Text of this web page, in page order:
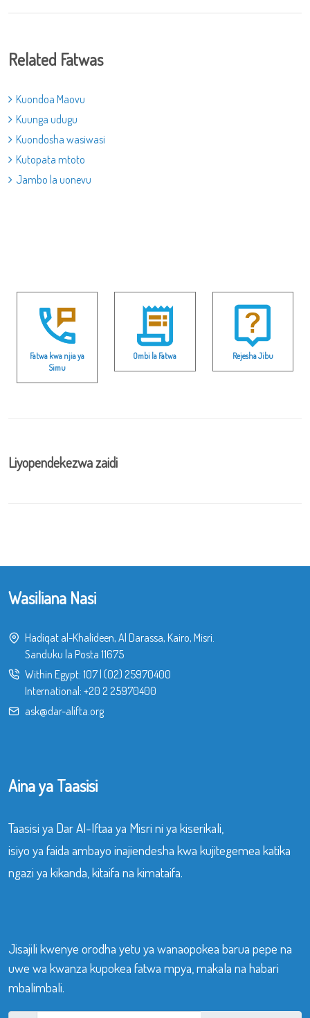
Related Fatwas
Kuondoa Maovu
Kuunga udugu
Kuondosha wasiwasi
Kutopata mtoto
Jambo la uonevu
Fatwa kwa njia ya
Simu
Ombi la Fatwa Rejesha Jibu
Liyopendekezwa zaidi
Wasiliana Nasi
Hadiqat al-Khalideen, Al Darassa, Kairo, Misri.
Sanduku la Posta 11675
Within Egypt: 107| (02) 25970400
International: +20 2 25970400
ask@dar-alifta.org
Aina ya Taasisi
Taasisi ya Dar Al-Iftaa ya Misri ni ya kiserikali,
isiyo ya faida ambayo inajiendesha kwa kujitegemea katika
ngazi ya kikanda, kitaifa na kimataifa.
Jisajili kwenye orodha yetu ya wanaopokea barua pepe na
uwe wa kwanza kupokea fatwa mpya, makala na habari
mbalimbali.